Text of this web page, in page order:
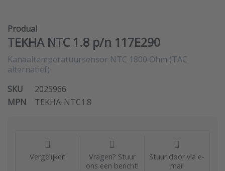
Produal
TEKHA NTC 1.8 p/n 117E290
Kanaaltemperatuursensor NTC 1800 Ohm (TAC
alternatief)
SKU
2025966
MPN
TEKHA-NTC1.8
Vergelijken
Vragen? Stuur
ons een bericht!
Stuur door via e-
mail